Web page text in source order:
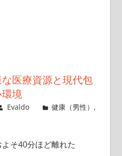
医療資源と現代包
境
Evaldo 健康（男性） ,
そ40分ほど離れた